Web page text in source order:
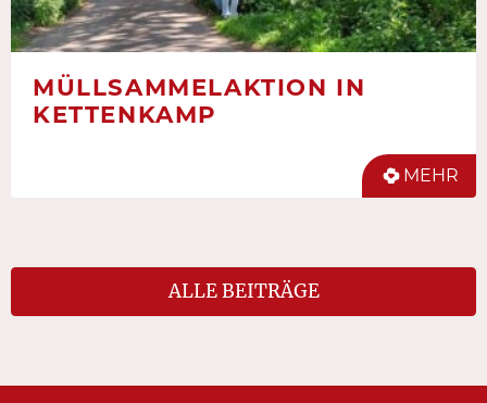
MÜLLSAMMELAKTION IN
KETTENKAMP
MEHR
ALLE BEITRÄGE